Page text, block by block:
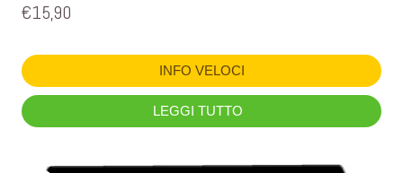
€15,90
INFO VELOCI
LEGGI TUTTO